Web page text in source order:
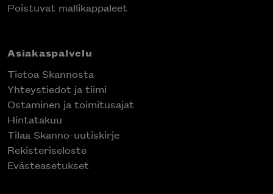
Poistuvat mallikappaleet
Asiakaspalvelu
Tietoa Skannosta
Yhteystiedot ja tiimi
Ostaminen ja toimitusajat
Hintatakuu
Tilaa Skanno-uutiskirje
Rekisteriseloste
Evästeasetukset